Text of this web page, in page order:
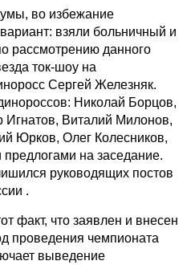
во избежание
взяли больничный и
рассмотрению данного
ток-шоу на
Сергей Железняк.
Николай Борцов,
Игнатов, Виталий Милонов,
Юрков, Олег Колесников,
на заседание.
руководящих постов
.
факт, что заявлен и внесен
проведения чемпионата
выведение